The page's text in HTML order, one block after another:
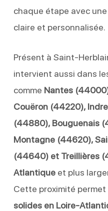
chaque étape avec
claire et personnalisée.
Présent à Saint-
intervient aussi dans
comme Nantes
Couëron (44220),
(44880), Bouguenais
Montagne (44620),
(44640) et Treillières
Atlantiqueet plus
Cette proximité
solides en Loire-